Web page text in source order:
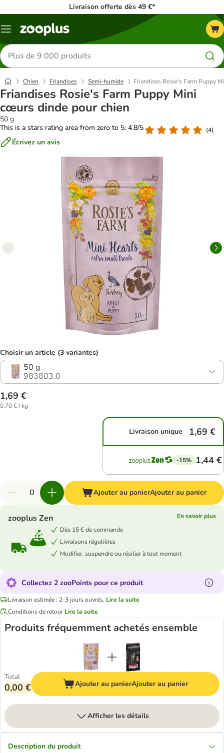
Livraison offerte dès 49 €*
Menu
Rechercher
des
produits
Chien Friandises Semi-humide Friandises Rosie's Farm Puppy
Friandises Rosie's Farm Puppy Mini
cœurs dinde pour chien
50 g
This is a stars rating area from zero to 5: 4.8/5
(4)
Écrivez un avis
Choisir un article (3 variantes)
50 g
983803.0
1,69 €
0,70 € / kg
Livraison unique 1,69 €
-15% 1,44 €
Ajouter au panierAjouter au panier
zooplus Zen
En savoir plus
Dès 15 € de commande
Livraisons régulières
Modifier, suspendre ou résilier à tout moment
Collectez 2 zooPoints pour ce produit
Livraison estimée : 2-3 jours ouvrés. Lire la suite
Conditions de retour Lire la suite
Produits fréquemment achetés ensemble
Total
0,00 € Ajouter au panierAjouter au panier
Afficher les détails
Description du produit